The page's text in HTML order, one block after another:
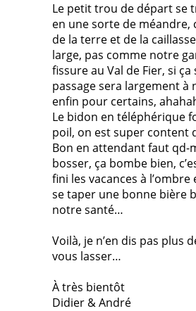
Le petit trou de départ se
en une sorte de méandre,
de la terre et de la
large, pas comme notre
fissure au Val de Fier, si
passage sera largement à
enfin pour certains,
Le bidon en téléphérique
poil, on est super content
Bon en attendant faut qd-
bosser, ça bombe bien,
fini les vacances à
se taper une bonne bière
notre santé…
Voilà, je n’en dis pas plus
vous lasser…
À très bientôt
Didier & André